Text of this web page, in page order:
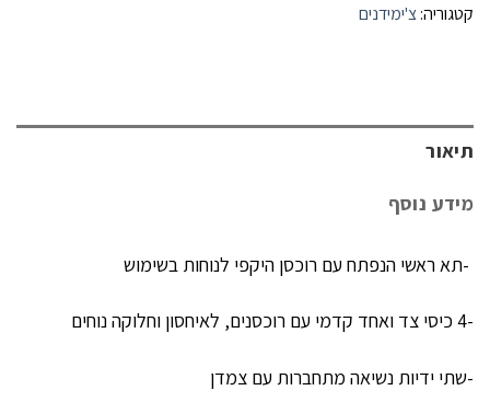
קטגוריה:צ'ימידנים
תיאור
מידע נוסף
-תא ראשי הנפתח עם רוכסן היקפי לנוחות בשימוש
-4 כיסי צד ואחד קדמי עם רוכסנים, לאיחסון וחלוקה נוחים
-שתי ידיות נשיאה מתחברות עם צמדן